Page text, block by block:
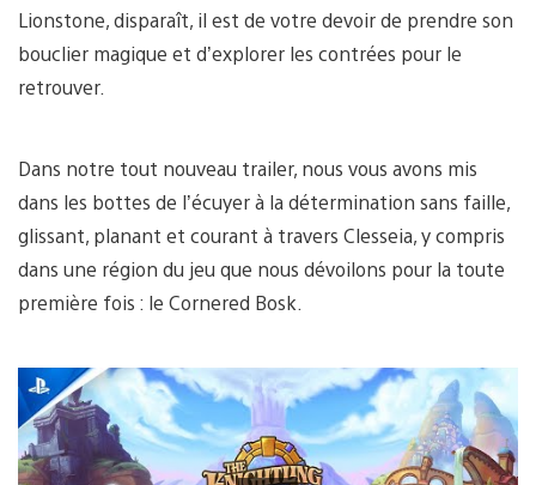
Lionstone, disparaît, il est de votre devoir de prendre son
bouclier magique et d’explorer les contrées pour le
retrouver.
Dans notre tout nouveau trailer, nous vous avons mis
dans les bottes de l’écuyer à la détermination sans faille,
glissant, planant et courant à travers Clesseia, y compris
dans une région du jeu que nous dévoilons pour la toute
première fois : le Cornered Bosk.